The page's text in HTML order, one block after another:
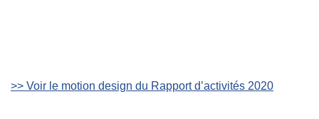
>> Voir le motion design du Rapport d’activités 2020